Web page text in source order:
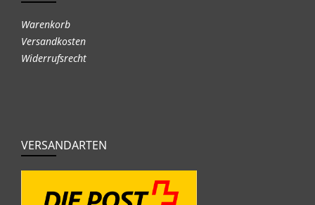
Warenkorb
Versandkosten
Widerrufsrecht
VERSANDARTEN